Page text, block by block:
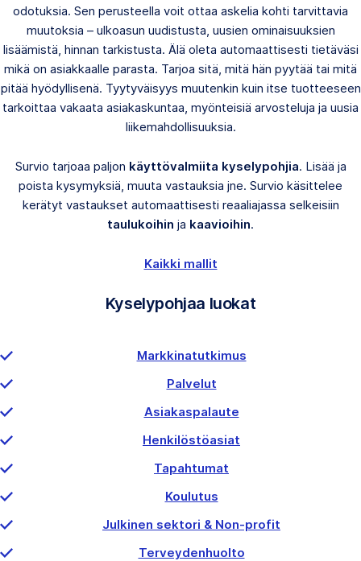
odotuksia. Sen perusteella voit ottaa askelia kohti tarvittavia
muutoksia – ulkoasun uudistusta, uusien ominaisuuksien
lisäämistä, hinnan tarkistusta. Älä oleta automaattisesti tietäväsi
mikä on asiakkaalle parasta. Tarjoa sitä, mitä hän pyytää tai mitä
pitää hyödyllisenä. Tyytyväisyys muutenkin kuin itse tuotteeseen
tarkoittaa vakaata asiakaskuntaa, myönteisiä arvosteluja ja uusia
liikemahdollisuuksia.
Survio tarjoaa paljon käyttövalmiita kyselypohjia. Lisää ja
poista kysymyksiä, muuta vastauksia jne. Survio käsittelee
kerätyt vastaukset automaattisesti reaaliajassa selkeisiin
taulukoihin ja kaavioihin.
Kaikki mallit
Kyselypohjaa luokat
Markkinatutkimus
Palvelut
Asiakaspalaute
Henkilöstöasiat
Tapahtumat
Koulutus
Julkinen sektori & Non-profit
Terveydenhuolto